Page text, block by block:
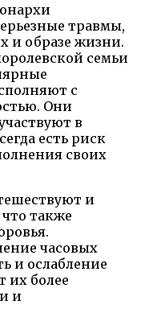
травмы,
и образе жизни.
семьи
с
Они
в
есть риск
своих
и
также
часовых
и ослабление
их более
и